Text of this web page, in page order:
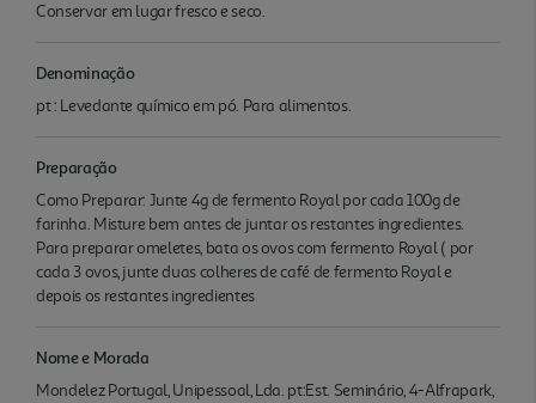
Conservar em lugar fresco e seco.
Denominação
pt : Levedante químico em pó. Para alimentos.
Preparação
Como Preparar: Junte 4g de fermento Royal por cada 100g de
farinha. Misture bem antes de juntar os restantes ingredientes.
Para preparar omeletes, bata os ovos com fermento Royal ( por
cada 3 ovos, junte duas colheres de café de fermento Royal e
depois os restantes ingredientes
Nome e Morada
Mondelez Portugal, Unipessoal, Lda. pt:Est. Seminário, 4-Alfrapark,